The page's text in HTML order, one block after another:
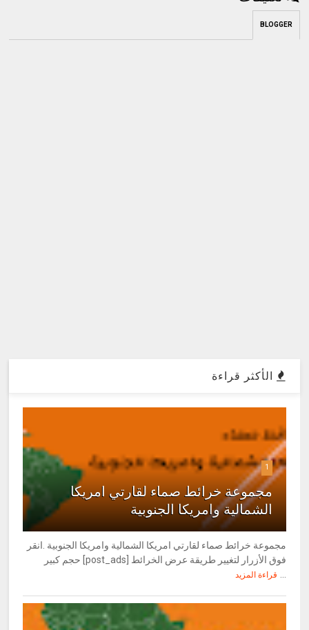
BLOGGER
الأكثر قراءة
1
مجموعة خرائط صماء لقارتي امريكا
الشمالية وامريكا الجنوبية
مجموعة خرائط صماء لقارتي امريكا الشمالية وامريكا الجنوبية .انقر
فوق الأزرار لتغيير طريقة عرض الخرائط [post_ads] حجم كبير
قراءة المزيد